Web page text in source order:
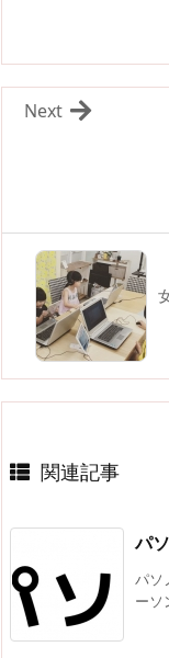
Next
関連記事
パ
パソ
ーソ